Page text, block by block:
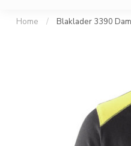
Home / Blaklader 3390